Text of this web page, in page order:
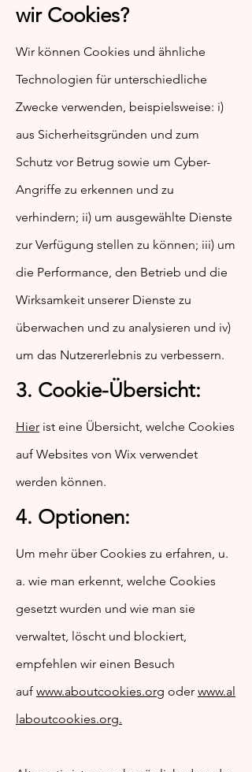
wir Cookies?
Wir können Cookies und ähnliche
Technologien für unterschiedliche
Zwecke verwenden, beispielsweise: i)
aus Sicherheitsgründen und zum
Schutz vor Betrug sowie um Cyber-
Angriffe zu erkennen und zu
verhindern; ii) um ausgewählte Dienste
zur Verfügung stellen zu können; iii) um
die Performance, den Betrieb und die
Wirksamkeit unserer Dienste zu
überwachen und zu analysieren und iv)
um das Nutzererlebnis zu verbessern.
3. Cookie-Übersicht:
Hier ist eine Übersicht, welche Cookies
auf Websites von Wix verwendet
werden können.
4. Optionen:
Um mehr über Cookies zu erfahren, u.
a. wie man erkennt, welche Cookies
gesetzt wurden und wie man sie
verwaltet, löscht und blockiert,
empfehlen wir einen Besuch
auf www.aboutcookies.org oder www.al
laboutcookies.org.